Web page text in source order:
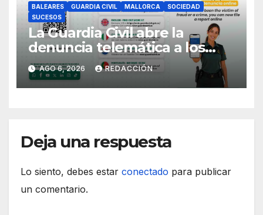
BALEARES GUARDIA CIVIL MALLORCA
SOCIEDAD
SUCESOS
La Guardia Civil abre la
denuncia telemática a los
ciudadanos europeos
AGO 6, 2026 REDACCIÓN
Deja una respuesta
Lo siento, debes estar conectado para publicar
un comentario.